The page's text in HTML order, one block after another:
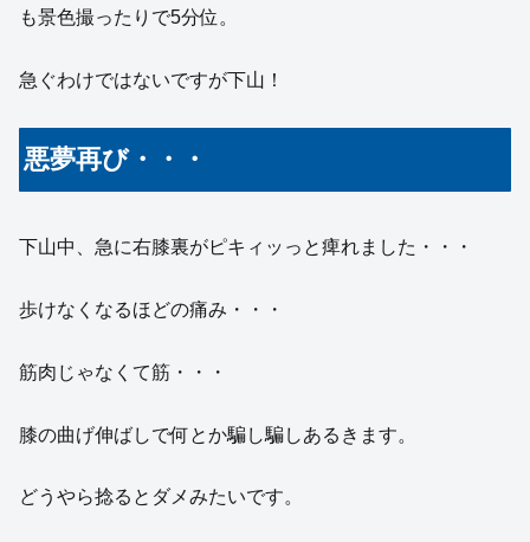
も景色撮ったりで5分位。
急ぐわけではないですが下山！
悪夢再び・・・
下山中、急に右膝裏がピキィッっと痺れました・・・
歩けなくなるほどの痛み・・・
筋肉じゃなくて筋・・・
膝の曲げ伸ばしで何とか騙し騙しあるきます。
どうやら捻るとダメみたいです。